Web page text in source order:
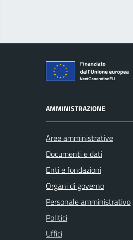
AMMINISTRAZIONE
Aree amministrative
Documenti e dati
Enti e fondazioni
Organi di governo
Personale amministrativo
Politici
Uffici